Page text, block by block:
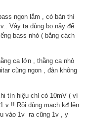
ngon lắm , có bản thì
Vậy ta dùng bo nầy để
bass nhỏ ( bằng cách
ca lớn , thằng ca nhỏ
cũng ngon , đàn không
tín hiệu chỉ có 10mV ( ví
v !! Rồi dùng mạch kđ lên
vào 1v ra cũng 1v , y